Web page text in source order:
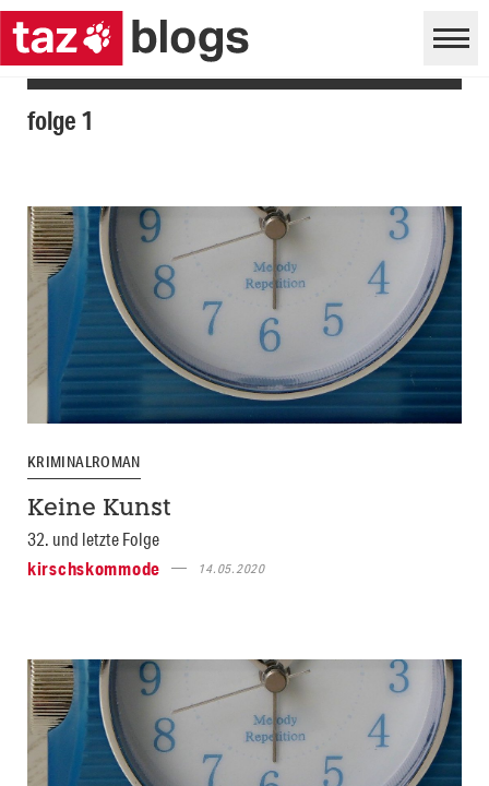
folge 1
KRIMINALROMAN
Keine Kunst
32. und letzte Folge
kirschskommode
14.05.2020